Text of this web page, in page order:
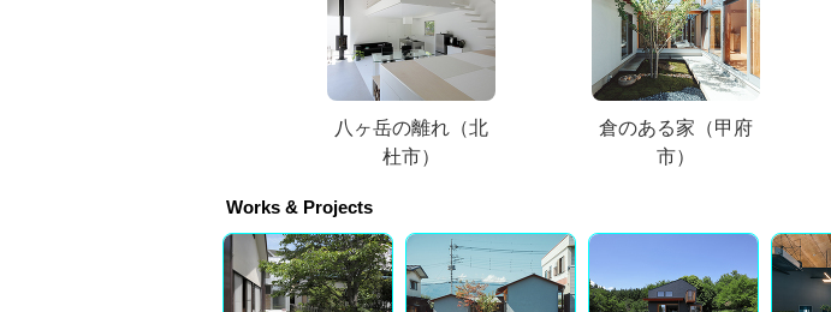
八ヶ岳の離れ（北
杜市）
倉のある家（甲府
市）
Works & Projects